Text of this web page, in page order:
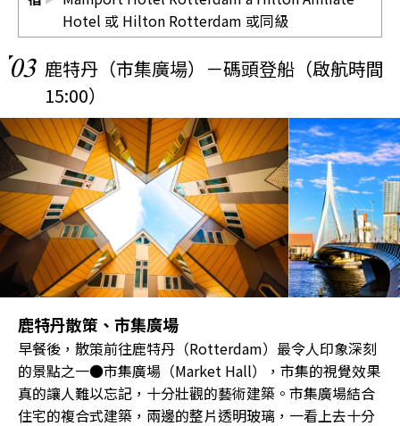
Hotel 或 Hilton Rotterdam 或同級
03 鹿特丹（市集廣場）－碼頭登船（啟航時間
15:00）
鹿特丹散策、市集廣場
早餐後，散策前往鹿特丹（Rotterdam）最令人印象深刻
的景點之一●市集廣場（Market Hall），市集的視覺效果
真的讓人難以忘記，十分壯觀的藝術建築。市集廣場結合
住宅的複合式建築，兩邊的整片透明玻璃，一看上去十分